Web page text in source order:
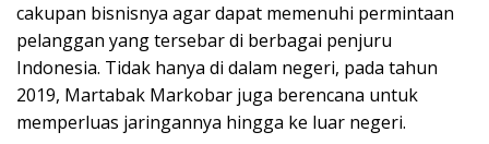
cakupan bisnisnya agar dapat memenuhi permintaan
pelanggan yang tersebar di berbagai penjuru
Indonesia. Tidak hanya di dalam negeri, pada tahun
2019, Martabak Markobar juga berencana untuk
memperluas jaringannya hingga ke luar negeri.